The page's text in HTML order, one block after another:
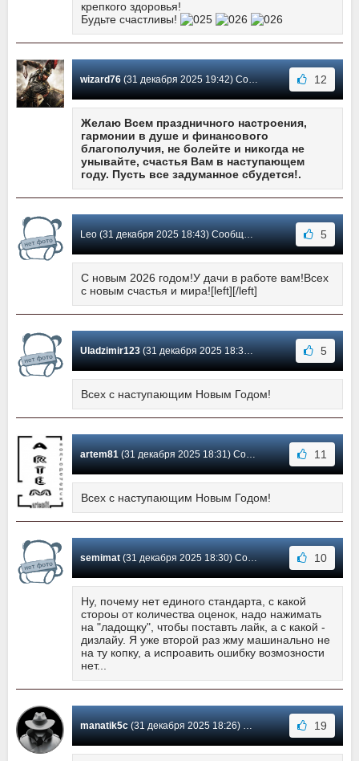
крепкого здоровья!
Будьте счастливы!
wizard76(31 декабря 2025 19:42) Сообщение #38 12
Желаю Всем праздничного настроения,
гармонии в душе и финансового
благополучия, не болейте и никогда не
унывайте, счастья Вам в наступающем
году. Пусть все задуманное сбудется!.
Leo (31 декабря 2025 18:43) Сообщение #37 5
С новым 2026 годом!У дачи в работе вам!Всех
с новым счастья и мира![left][/left]
Uladzimir123(31 декабря 2025 18:37) Сообщение #36 5
Всех с наступающим Новым Годом!
artem81(31 декабря 2025 18:31) Сообщение #35 11
Всех с наступающим Новым Годом!
semimat(31 декабря 2025 18:30) Сообщение #34 10
Ну, почему нет единого стандарта, с какой
стороы от количества оценок, надо нажимать
на "ладощку", чтобы поставть лайк, а с какой -
дизлайу. Я уже второй раз жму машинально не
на ту копку, а испроавить ошибку возмозности
нет...
manatik5c(31 декабря 2025 18:26) Сообщение #33 19